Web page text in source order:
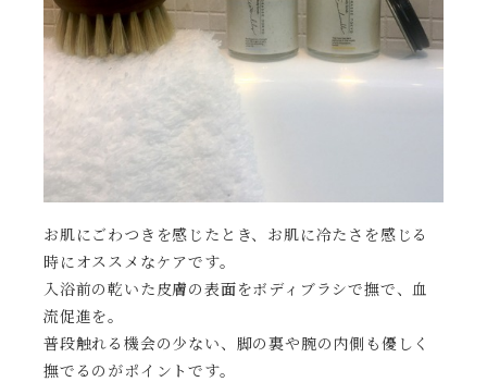
お肌にごわつきを感じたとき、お肌に冷たさを感じる
時にオススメなケアです。
入浴前の乾いた皮膚の表面をボディブラシで撫で、血
流促進を。
普段触れる機会の少ない、脚の裏や腕の内側も優しく
撫でるのがポイントです。